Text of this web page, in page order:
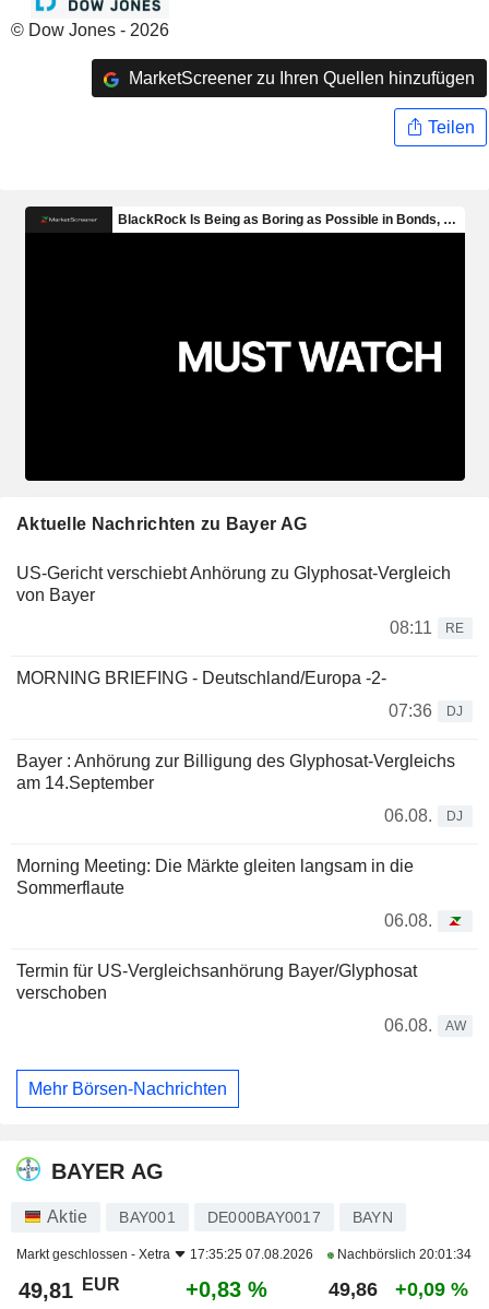
© Dow Jones - 2026
MarketScreener zu Ihren Quellen hinzufügen
Teilen
Aktuelle Nachrichten zu Bayer AG
US-Gericht verschiebt Anhörung zu Glyphosat-Vergleich
von Bayer
08:11
RE
MORNING BRIEFING - Deutschland/Europa -2-
07:36
DJ
Bayer : Anhörung zur Billigung des Glyphosat-Vergleichs
am 14.September
06.08.
DJ
Morning Meeting: Die Märkte gleiten langsam in die
Sommerflaute
06.08.
Termin für US-Vergleichsanhörung Bayer/Glyphosat
verschoben
06.08.
AW
Mehr Börsen-Nachrichten
BAYER AG
Aktie BAY001 DE000BAY0017 BAYN
Markt geschlossen - Xetra 17:35:25 07.08.2026 Nachbörslich 20:01:34
49,81 EUR +0,83 % 49,86 +0,09 %